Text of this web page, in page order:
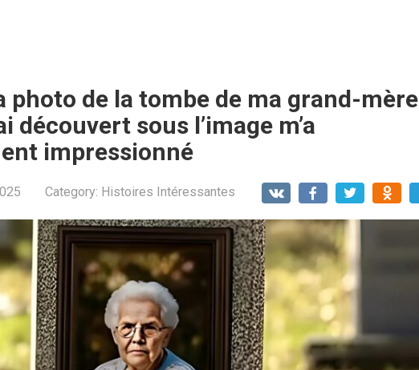
photo de la tombe de ma grand-mère
découvert sous l’image m’a
impressionné
Category: Histoires Intéressantes